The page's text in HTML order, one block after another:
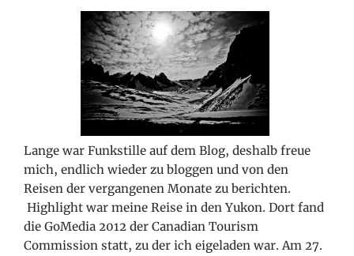
Lange war Funkstille auf dem Blog, deshalb freue
mich, endlich wieder zu bloggen und von den
Reisen der vergangenen Monate zu berichten.
Highlight war meine Reise in den Yukon. Dort fand
die GoMedia 2012 der Canadian Tourism
Commission statt, zu der ich eigeladen war. Am 27.